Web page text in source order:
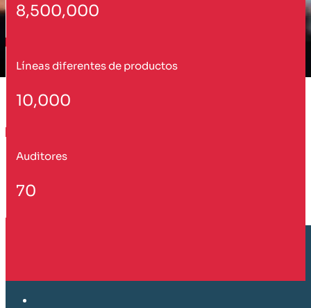
8,500,000
Líneas diferentes de productos
10,000
Auditores
70